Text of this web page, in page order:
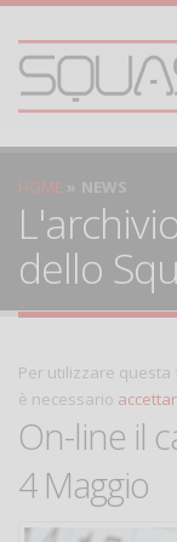
HOME NEWS
dello
Per utilizzare
è necessario
On-line il
4 Maggio